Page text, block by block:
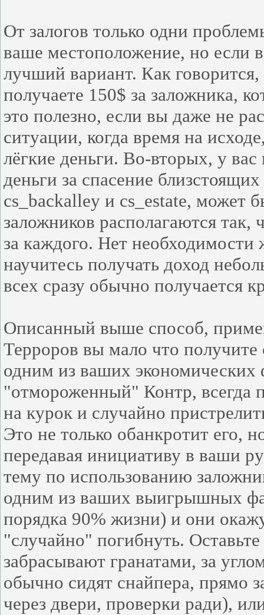
От залогов только одни
ваше местоположение, но если
лучший вариант. Как
получаете 150$ за заложника,
это полезно, если вы даже не
ситуации, когда время на
лёгкие деньги. Во-вторых, у
деньги за спасение
cs_backalley и cs_estate, может
заложников располагаются так,
за каждого. Нет необходимости
научитесь получать доход
всех сразу обычно получается
Описанный выше способ,
Терроров вы мало что получите
одним из ваших экономических
"отмороженный" Контр, всегда
на курок и случайно
Это не только обанкротит его,
передавая инициативу в ваши
тему по использованию
одним из ваших выигрышных
порядка 90% жизни) и они
"случайно" погибнуть.
забрасывают гранатами, за
обычно сидят снайпера, прямо
через двери, проверки ради),